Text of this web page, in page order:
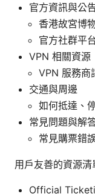
官方資訊與公
香港故宮博
官方社群平
VPN 相關資源
VPN 服務商
交通與周邊
如何抵達、
常見問題與解
常見購票錯
用戶友善的資源清
Official